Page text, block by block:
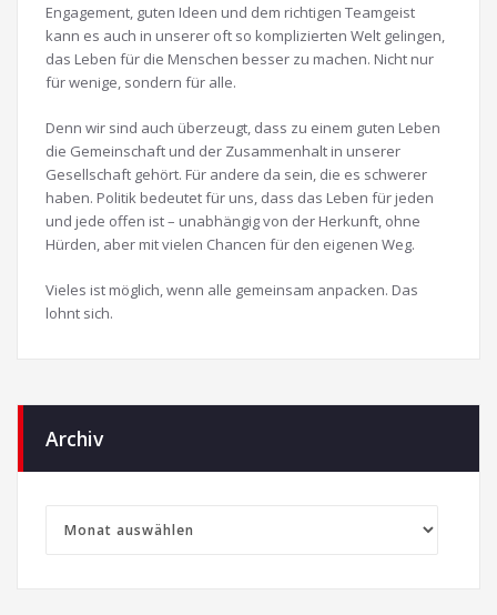
Engagement, guten Ideen und dem richtigen Teamgeist
kann es auch in unserer oft so komplizierten Welt gelingen,
das Leben für die Menschen besser zu machen. Nicht nur
für wenige, sondern für alle.
Denn wir sind auch überzeugt, dass zu einem guten Leben
die Gemeinschaft und der Zusammenhalt in unserer
Gesellschaft gehört. Für andere da sein, die es schwerer
haben. Politik bedeutet für uns, dass das Leben für jeden
und jede offen ist – unabhängig von der Herkunft, ohne
Hürden, aber mit vielen Chancen für den eigenen Weg.
Vieles ist möglich, wenn alle gemeinsam anpacken. Das
lohnt sich.
Archiv